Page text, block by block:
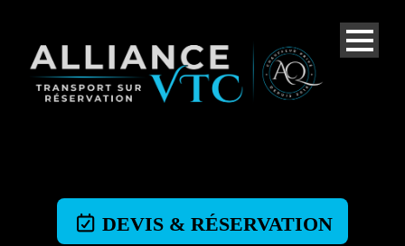
DEVIS & RÉSERVATION